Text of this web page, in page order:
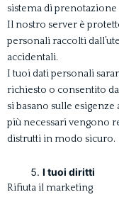
sistema di
Il nostro server è
personali raccolti
accidentali.
I tuoi dati personali
richiesto o consentito
si basano sulle
più necessari vengono
distrutti in modo sicuro.
I tuoi diritti
Rifiuta il marketing